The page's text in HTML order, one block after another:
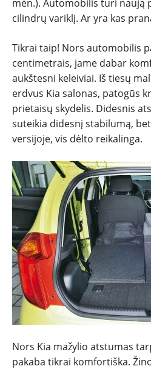
mėn.). Automobilis turi naują
cilindrų variklį. Ar yra kas
Tikrai taip! Nors automobilis
centimetrais, jame dabar
aukštesni keleiviai. Iš tiesų
erdvus Kia salonas, patogūs
prietaisų skydelis. Didesnis
suteikia didesnį stabilumą, bet
versijoje, vis dėlto reikalinga.
Nors Kia mažylio atstumas
pakaba tikrai komfortiška.